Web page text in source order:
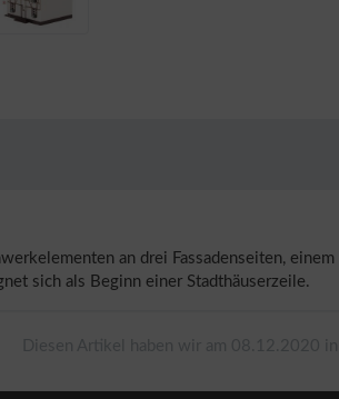
an drei Fassadenseiten,
sich als Beginn einer Stadthäuserzeile.